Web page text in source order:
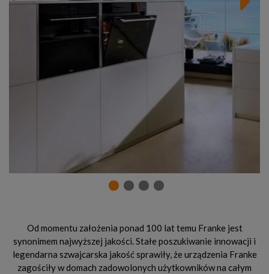
Od momentu założenia ponad 100 lat temu Franke jest
synonimem najwyższej jakości. Stałe poszukiwanie innowacji i
legendarna szwajcarska jakość sprawiły, że urządzenia Franke
zagościły w domach zadowolonych użytkowników na całym